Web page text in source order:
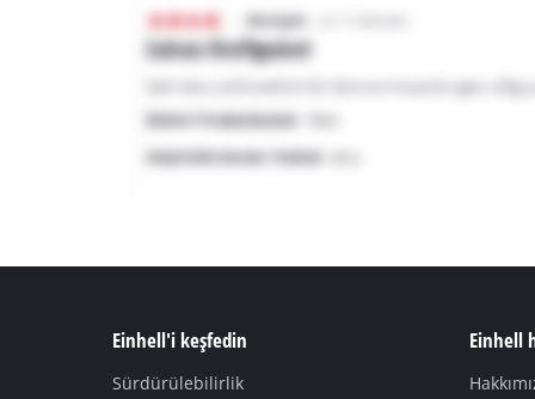
Einhell'i keşfedin
Sürdürülebilirlik
Einhell